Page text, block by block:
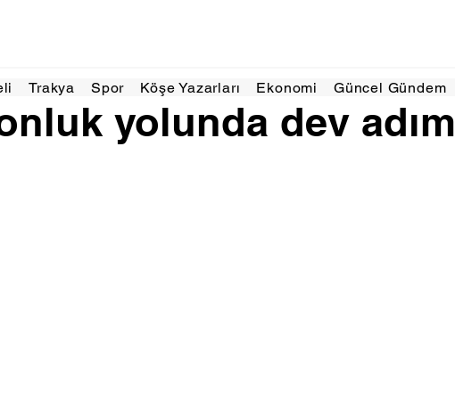
Trakya Spor Köşe Yazarları Ekonomi Güncel Gündem
yolunda dev adım
1 dakikada okunur